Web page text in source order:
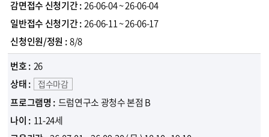
26-06-04 ~ 26-06-04
26-06-11 ~ 26-06-17
8/8
26
접수마감
드럼연구소 광청수 본점 B
11-24세